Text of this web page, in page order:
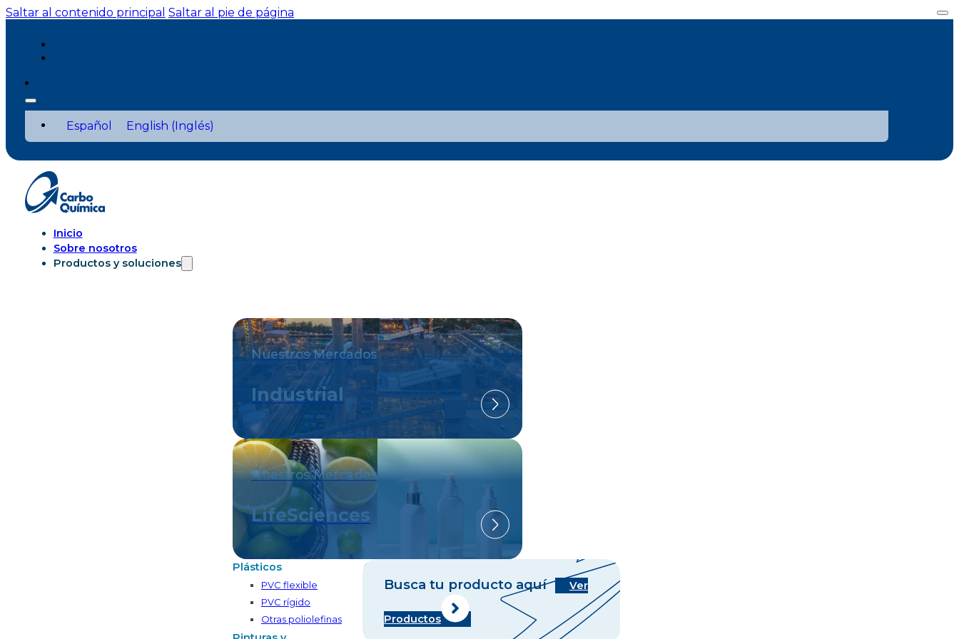
Saltar al contenido principal Saltar al pie de página
Español English (Inglés)
Inicio
Sobre nosotros
Productos y soluciones
Nuestros Mercados
Industrial
Nuestros Mercados
LifeSciences
Plásticos
PVC flexible
PVC rígido
Otras poliolefinas
Busca tu producto aquí Ver
Productos